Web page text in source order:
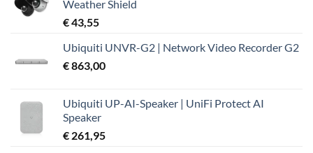
Weather Shield
€43,55
Ubiquiti UNVR-G2 | Network Video Recorder G2
€863,00
Ubiquiti UP-AI-Speaker | UniFi Protect AI
Speaker
€ 261,95